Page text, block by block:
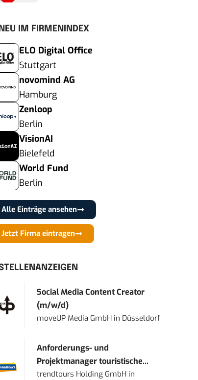
NEU IM FIRMENINDEX
ELO Digital Office
Stuttgart
novomind AG
Hamburg
Zenloop
Berlin
VisionAI
Bielefeld
World Fund
Berlin
Alle Einträge ansehen
Jetzt Firma eintragen
Social Media Content Creator
(m/w/d)
moveUP Media GmbH in Düsseldorf
Anforderungs- und
Projektmanager touristische...
trendtours Holding GmbH in